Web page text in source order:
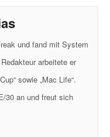
und fand mit System
arbeitete er
sowie „Mac Life“.
30 an und freut sich